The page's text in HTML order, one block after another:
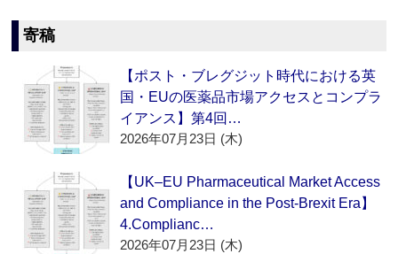
寄稿
【ポスト・ブレグジット時代における英
国・EUの医薬品市場アクセスとコンプラ
イアンス】第4回…
2026年07月23日 (木)
【UK–EU Pharmaceutical Market Access
and Compliance in the Post-Brexit Era】
4.Complianc…
2026年07月23日 (木)